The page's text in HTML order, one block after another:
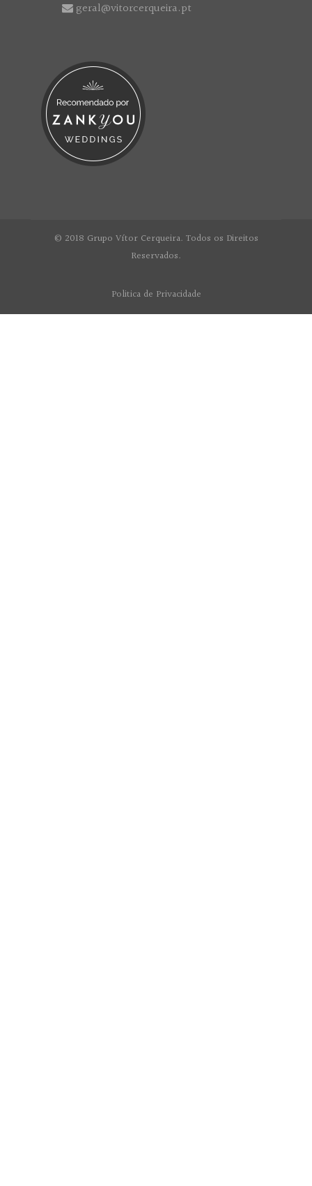
geral@vitorcerqueira.pt
© 2018 Grupo Vítor Cerqueira. Todos os Direitos
Reservados.
Politica de Privacidade